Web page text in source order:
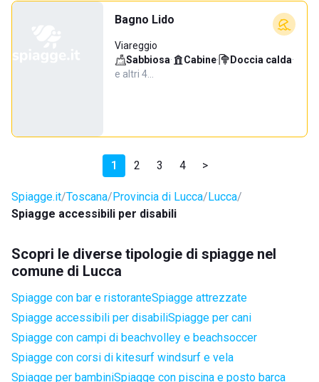
Bagno Lido
Viareggio
Sabbiosa· Cabine· Doccia calda·
e altri 4…
1 2 3 4 >
Spiagge.it Toscana Provincia di Lucca Lucca
Spiagge accessibili per disabili
Scopri le diverse tipologie di spiagge nel
comune di Lucca
Spiagge con bar e ristoranteSpiagge attrezzate
Spiagge accessibili per disabiliSpiagge per cani
Spiagge con campi di beachvolley e beachsoccer
Spiagge con corsi di kitesurf windsurf e vela
Spiagge per bambiniSpiagge con piscina e posto barca